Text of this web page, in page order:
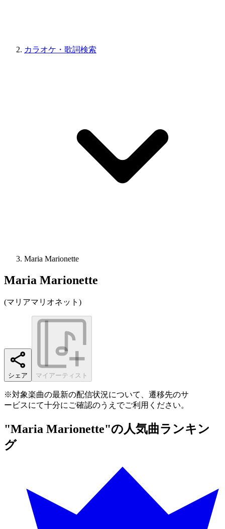
カラオケ・歌詞検索
Maria Marionette
Maria Marionette
(マリアマリオネット )
シェア マイアーティスト
※対象楽曲の最新の配信状況について、遷移先のサ
ービスにて十分にご確認のうえでご利用ください。
"Maria Marionette"の人気曲ランキン
グ